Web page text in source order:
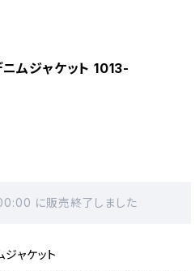
ムジャケット 1013-
に販売終了しました
ャケット